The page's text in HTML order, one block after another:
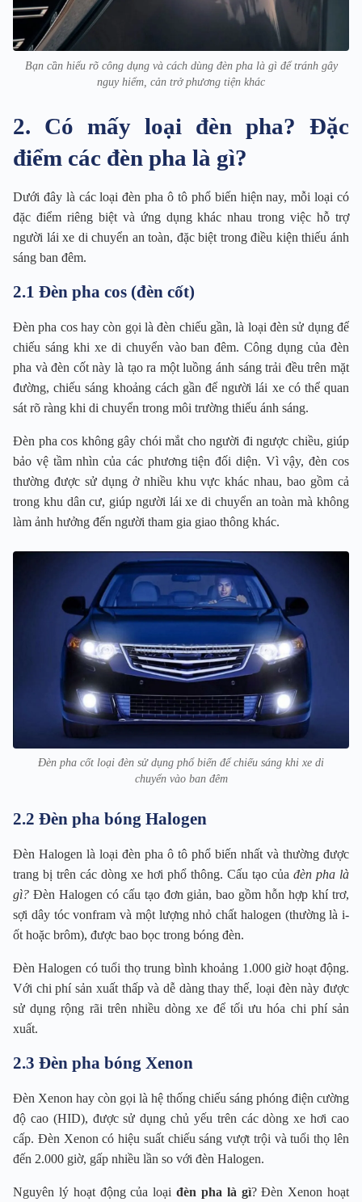
Bạn cần hiểu rõ công dụng và cách dùng đèn pha là gì để tránh gây
nguy hiểm, cản trở phương tiện khác
2. Có mấy loại đèn pha? Đặc
điểm các đèn pha là gì?
Dưới đây là các loại đèn pha ô tô phổ biến hiện nay, mỗi loại có
đặc điểm riêng biệt và ứng dụng khác nhau trong việc hỗ trợ
người lái xe di chuyển an toàn, đặc biệt trong điều kiện thiếu ánh
sáng ban đêm.
2.1 Đèn pha cos (đèn cốt)
Đèn pha cos hay còn gọi là đèn chiếu gần, là loại đèn sử dụng để
chiếu sáng khi xe di chuyển vào ban đêm. Công dụng của đèn
pha và đèn cốt này là tạo ra một luồng ánh sáng trải đều trên mặt
đường, chiếu sáng khoảng cách gần để người lái xe có thể quan
sát rõ ràng khi di chuyển trong môi trường thiếu ánh sáng.
Đèn pha cos không gây chói mắt cho người đi ngược chiều, giúp
bảo vệ tầm nhìn của các phương tiện đối diện. Vì vậy, đèn cos
thường được sử dụng ở nhiều khu vực khác nhau, bao gồm cả
trong khu dân cư, giúp người lái xe di chuyển an toàn mà không
làm ảnh hưởng đến người tham gia giao thông khác.
Đèn pha cốt loại đèn sử dụng phổ biến để chiếu sáng khi xe di
chuyển vào ban đêm
2.2 Đèn pha bóng Halogen
Đèn Halogen là loại đèn pha ô tô phổ biến nhất và thường được
trang bị trên các dòng xe hơi phổ thông. Cấu tạo của đèn pha là
gì? Đèn Halogen có cấu tạo đơn giản, bao gồm hỗn hợp khí trơ,
sợi dây tóc vonfram và một lượng nhỏ chất halogen (thường là i-
ốt hoặc brôm), được bao bọc trong bóng đèn.
Đèn Halogen có tuổi thọ trung bình khoảng 1.000 giờ hoạt động.
Với chi phí sản xuất thấp và dễ dàng thay thế, loại đèn này được
sử dụng rộng rãi trên nhiều dòng xe để tối ưu hóa chi phí sản
xuất.
2.3 Đèn pha bóng Xenon
Đèn Xenon hay còn gọi là hệ thống chiếu sáng phóng điện cường
độ cao (HID), được sử dụng chủ yếu trên các dòng xe hơi cao
cấp. Đèn Xenon có hiệu suất chiếu sáng vượt trội và tuổi thọ lên
đến 2.000 giờ, gấp nhiều lần so với đèn Halogen.
Nguyên lý hoạt động của loại đèn pha là gì? Đèn Xenon hoạt